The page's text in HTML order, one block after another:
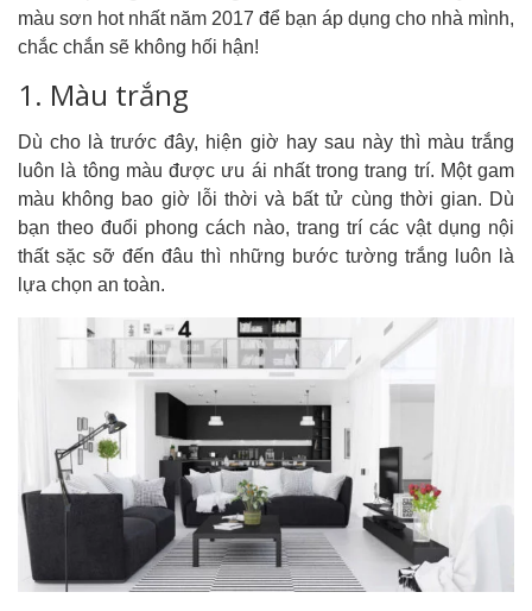
màu sơn hot nhất năm 2017 để bạn áp dụng cho nhà mình,
chắc chắn sẽ không hối hận!
1. Màu trắng
Dù cho là trước đây, hiện giờ hay sau này thì màu trắng
luôn là tông màu được ưu ái nhất trong trang trí. Một gam
màu không bao giờ lỗi thời và bất tử cùng thời gian. Dù
bạn theo đuổi phong cách nào, trang trí các vật dụng nội
thất sặc sỡ đến đâu thì những bước tường trắng luôn là
lựa chọn an toàn.